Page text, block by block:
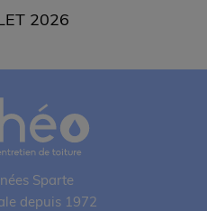
2026
Sparte
depuis 1972